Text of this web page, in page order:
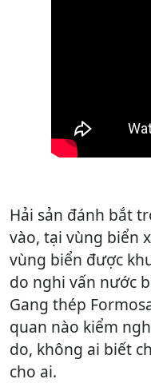
Hải sản đánh bắt
vào, tại vùng biển
vùng biển được
do nghi vấn nước
Gang thép
quan nào kiểm
do, không ai biết
cho ai.